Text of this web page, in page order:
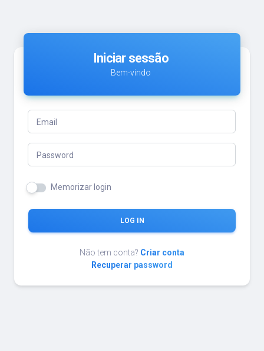
Iniciar sessão
Bem-vindo
Email
Password
Memorizar login
LOG IN
Não tem conta? Criar conta
Recuperar password